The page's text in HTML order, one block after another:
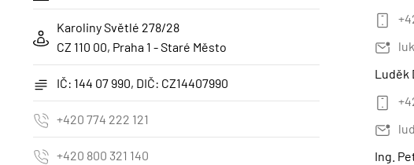
Karoliny Světlé 278/28
CZ 110 00, Praha 1 - Staré Město
IČ: 144 07 990, DIČ: CZ14407990
+420 774 222 121
+420 800 321 140
Luděk
Ing.